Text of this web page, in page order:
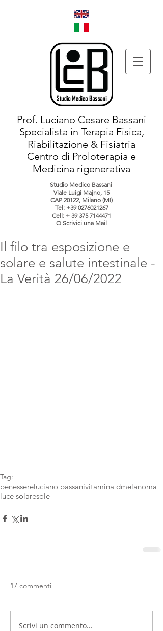
Prof. Luciano Cesare Bassani
Specialista in Terapia Fisica,
Riabilitazione & Fisiatria
Centro di Proloterapia e
Medicina rigenerativa
Studio Medico Bassani
Viale Luigi Majno, 15
CAP 20122, Milano (MI)
Tel: +39 0276021267
Cell: + 39 375 7144471
O Scrivici una Mail
Il filo tra esposizione e
solare e salute intestinale -
La Verità 26/06/2022
Tag:
benessereluciano bassanivitamina dmelanoma
luce solaresole
17 commenti
Scrivi un commento...